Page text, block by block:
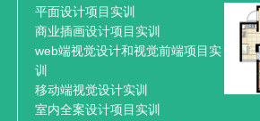
平面设计项目实训
商业插画设计项目实训
web端视觉设计和视觉前端项目实
训
移动端视觉设计实训
室内全案设计项目实训